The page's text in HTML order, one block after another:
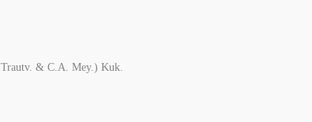
& C.A. Mey.) Kuk.